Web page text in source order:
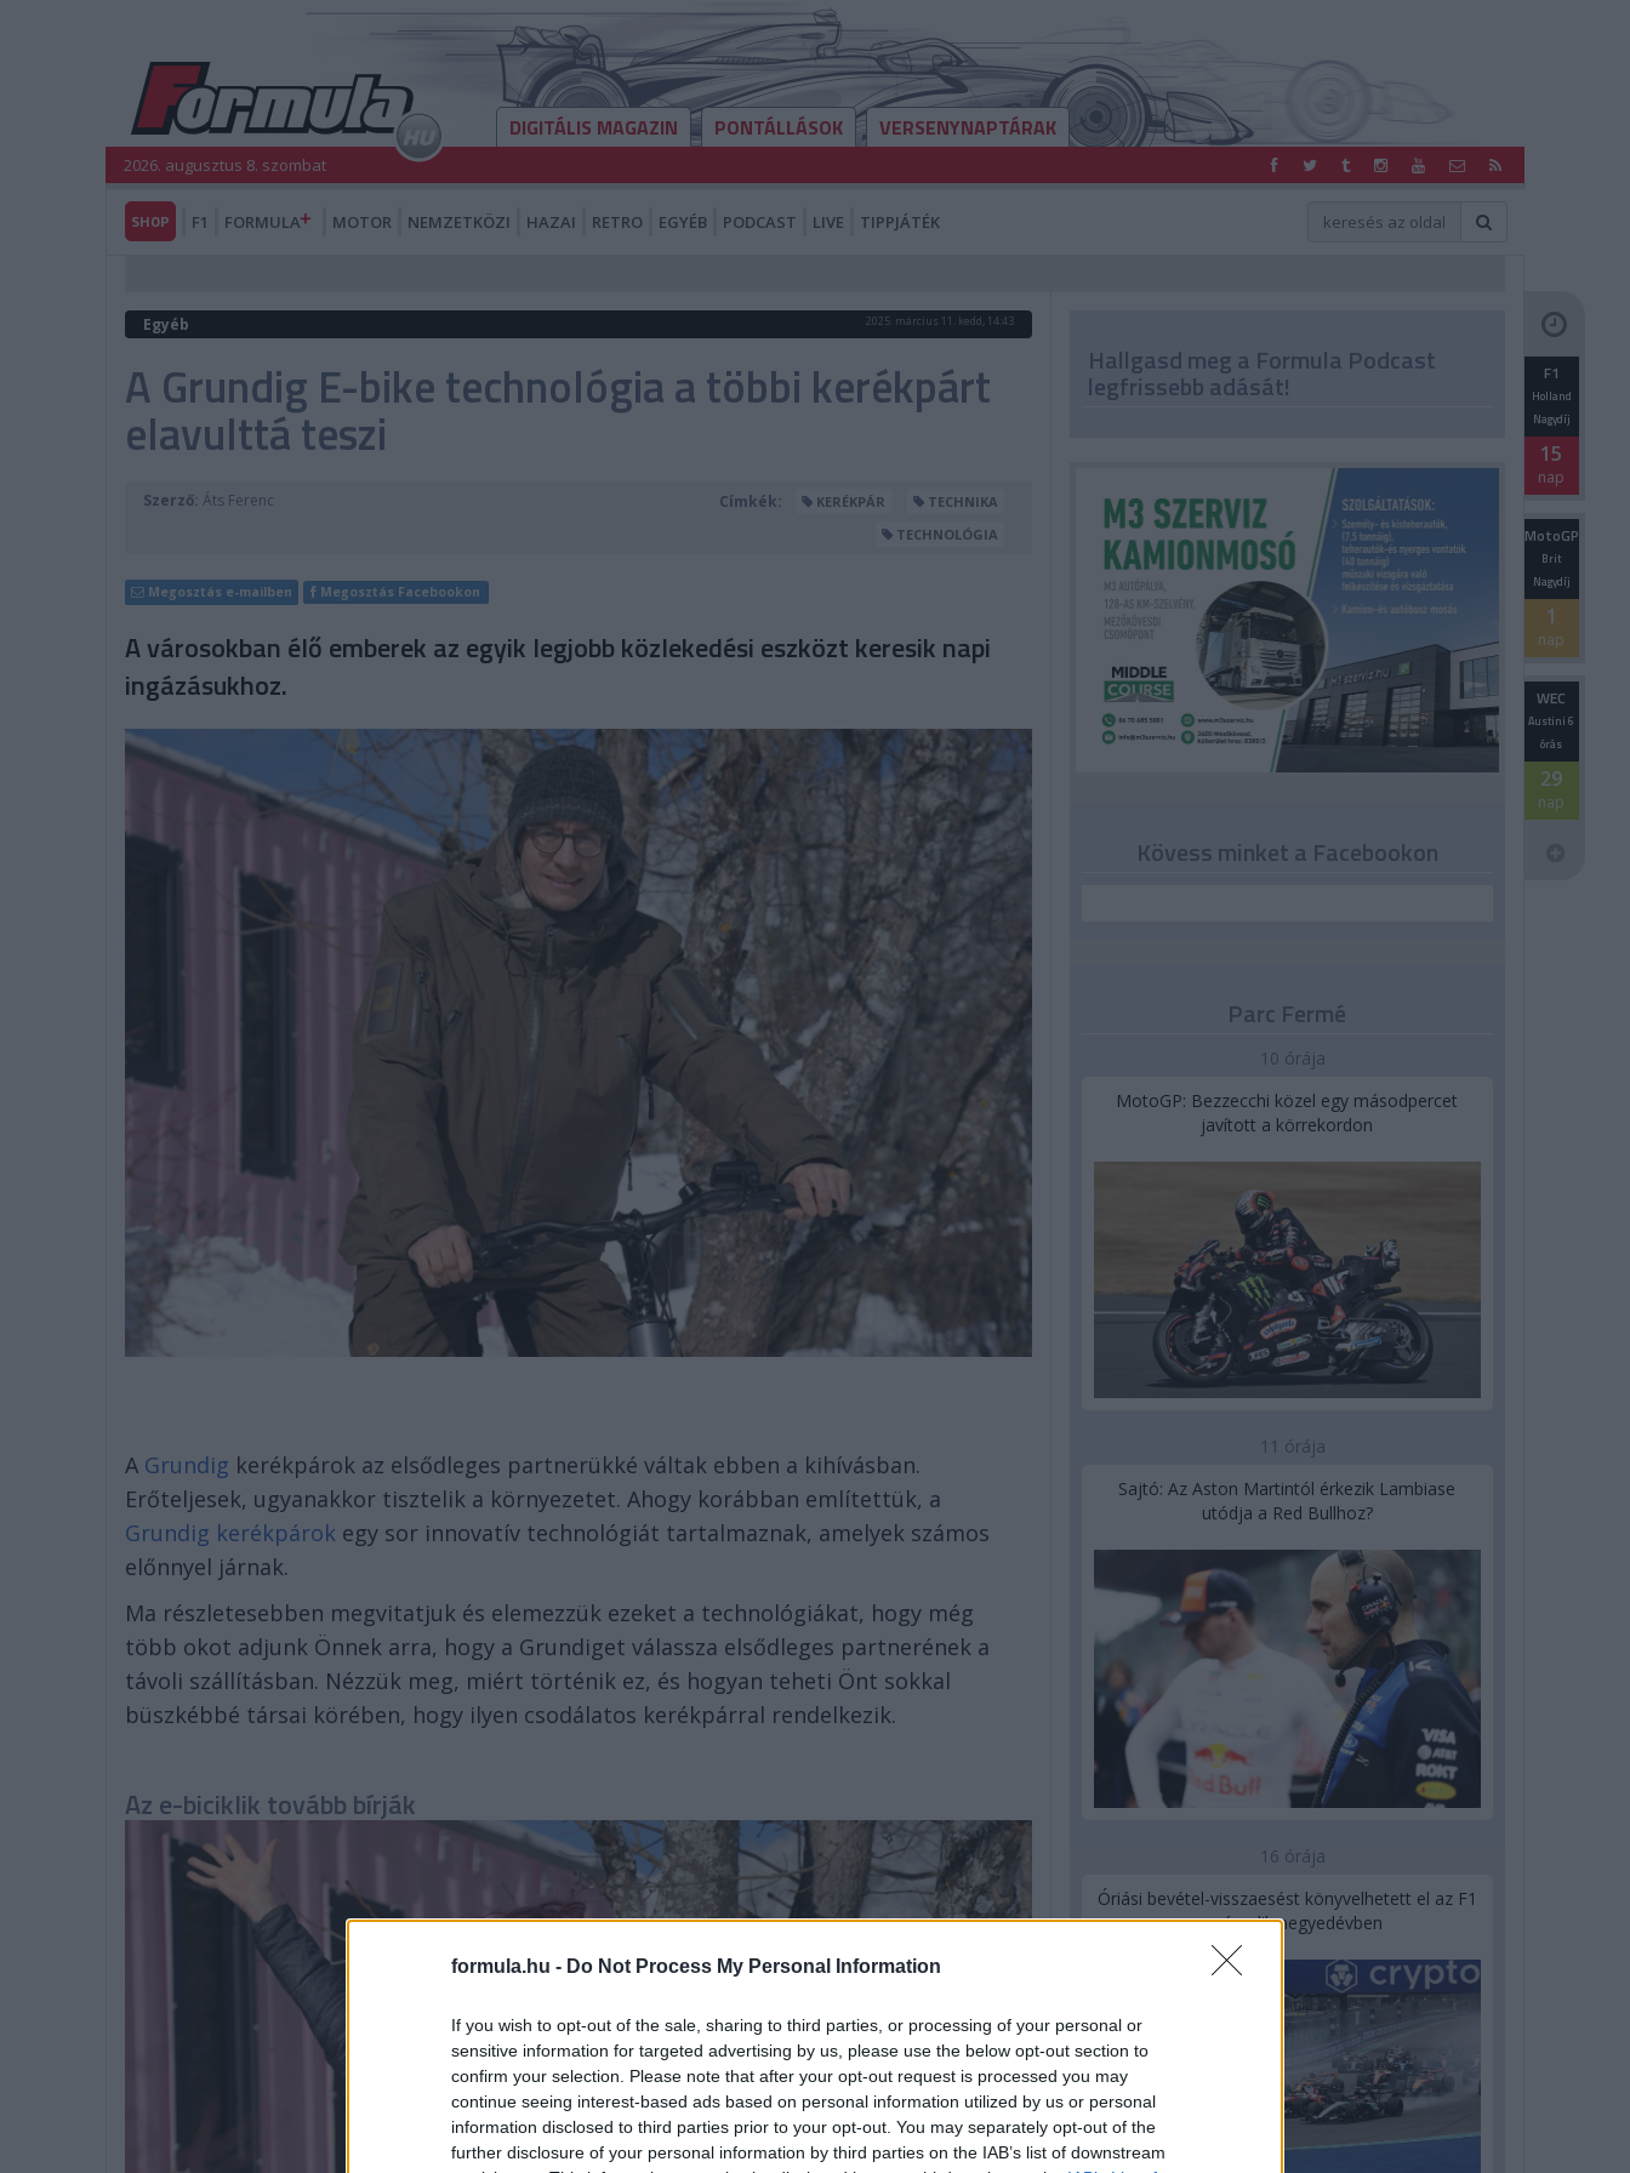
formula.hu - Do Not Process My Personal Information
If you wish to opt-out of the sale, sharing to third parties, or processing of your personal or
sensitive information for targeted advertising by us, please use the below opt-out section to
confirm your selection. Please note that after your opt-out request is processed you may
continue seeing interest-based ads based on personal information utilized by us or personal
information disclosed to third parties prior to your opt-out. You may separately opt-out of the
further disclosure of your personal information by third parties on the IAB’s list of downstream
DIGITÁLIS MAGAZIN PONTÁLLÁSOK VERSENYNAPTÁRAK
2026. augusztus 8. szombat
SHOP F1 FORMULA MOTOR NEMZETKÖZI HAZAI RETRO EGYÉB PODCAST LIVE TIPPJÁTÉK
Egyéb 2025. március 11. kedd, 14:43
A Grundig E-bike technológia a többi kerékpárt
elavulttá teszi
Szerző: Áts Ferenc Címkék: KERÉKPÁR
TECHNIKA
TECHNOLÓGIA
Megosztás e-mailben Megosztás Facebookon
A városokban élő emberek az egyik legjobb közlekedési eszközt keresik napi
ingázásukhoz.
A Grundig kerékpárok az elsődleges partnerükké váltak ebben a kihívásban.
Erőteljesek, ugyanakkor tisztelik a környezetet. Ahogy korábban említettük, a
Grundig kerékpárok egy sor innovatív technológiát tartalmaznak, amelyek számos
előnnyel járnak.
Ma részletesebben megvitatjuk és elemezzük ezeket a technológiákat, hogy még
több okot adjunk Önnek arra, hogy a Grundiget válassza elsődleges partnerének a
távoli szállításban. Nézzük meg, miért történik ez, és hogyan teheti Önt sokkal
büszkébbé társai körében, hogy ilyen csodálatos kerékpárral rendelkezik.
Az e-biciklik tovább bírják
Hallgasd meg a Formula Podcast
legfrissebb adását! F1
Holland
Nagydíj
15
nap
MotoGP
Brit
Nagydíj
1
nap
WEC
Austini 6
órás
29
nap
Kövess minket a Facebookon
Parc Fermé
10 órája
MotoGP: Bezzecchi közel egy másodpercet
javított a körrekordon
11 órája
Sajtó: Az Aston Martintól érkezik Lambiase
utódja a Red Bullhoz?
16 órája
Óriási bevétel-visszaesést könyvelhetett el az F1
a második negyedévben